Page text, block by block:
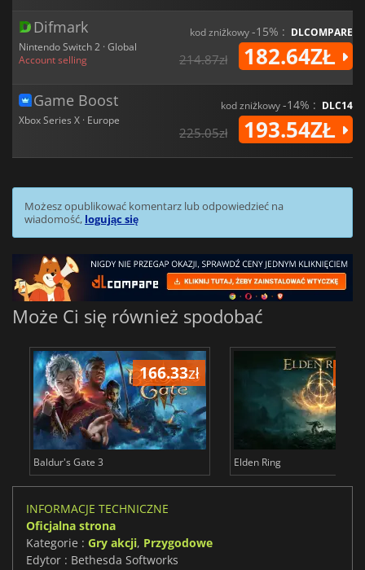
Difmark
Nintendo Switch 2 · Global
Account selling
kod zniżkowy-15% : DLCOMPARE
214.87zł 182.64ZŁ
Game Boost
Xbox Series X · Europe
kod zniżkowy-14% : DLC14
225.05zł 193.54ZŁ
Możesz opublikować komentarz lub odpowiedzieć na
wiadomość, logując się
Może Ci się również spodobać
166.33zł
Baldur's Gate 3 Elden Ring
INFORMACJE TECHNICZNE
Oficjalna strona
Kategorie : Gry akcji, Przygodowe
Edytor : Bethesda Softworks